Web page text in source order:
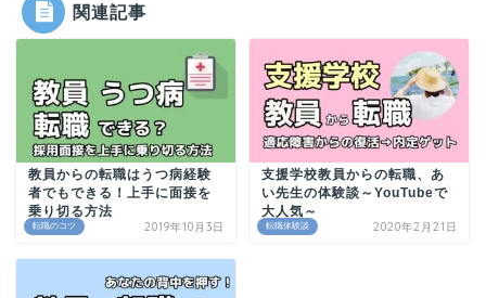
関連記事
転職のコツ
教員からの転職はうつ病経験
者でもできる！上手に面接を
乗り切る方法
2019年10月3日 転職体験談
支援学校教員からの転職、あ
い先生の体験談～YouTubeで
大人気～
2020年2月21日